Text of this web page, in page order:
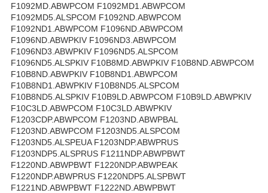
F1092MD.ABWPCOM F1092MD1.ABWPCOM
F1092MD5.ALSPCOM F1092ND.ABWPCOM
F1092ND1.ABWPCOM F1096ND.ABWPCOM
F1096ND.ABWPKIV F1096ND3.ABWPCOM
F1096ND3.ABWPKIV F1096ND5.ALSPCOM
F1096ND5.ALSPKIV F10B8MD.ABWPKIV F10B8ND.ABWPCOM
F10B8ND.ABWPKIV F10B8ND1.ABWPCOM
F10B8ND1.ABWPKIV F10B8ND5.ALSPCOM
F10B8ND5.ALSPKIV F10B9LD.ABWPCOM F10B9LD.ABWPKIV
F10C3LD.ABWPCOM F10C3LD.ABWPKIV
F1203CDP.ABWPCOM F1203ND.ABWPBAL
F1203ND.ABWPCOM F1203ND5.ALSPCOM
F1203ND5.ALSPEUA F1203NDP.ABWPRUS
F1203NDP5.ALSPRUS F1211NDP.ABWPBWT
F1220ND.ABWPBWT F1220NDP.ABWPEAK
F1220NDP.ABWPRUS F1220NDP5.ALSPBWT
F1221ND.ABWPBWT F1222ND.ABWPBWT